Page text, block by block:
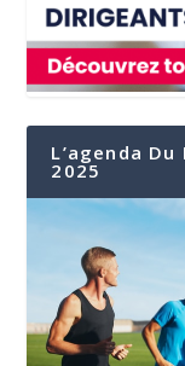
L’agenda
2025